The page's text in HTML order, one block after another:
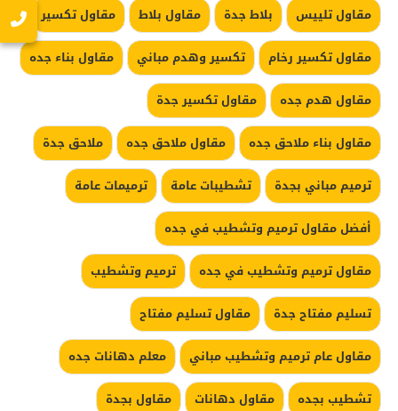
مقاول تلييس
بلاط جدة مقاول بلاط
مقاول تكسير
مقاول تكسير رخام
تكسير وهدم مباني
مقاول بناء جده
مقاول هدم جده
مقاول تكسير جدة
مقاول بناء ملاحق جده
مقاول ملاحق جده
ملاحق جدة
ترميم مباني بجدة
تشطيبات عامة
ترميمات عامة
أفضل مقاول ترميم وتشطيب في جده
مقاول ترميم وتشطيب في جده
ترميم وتشطيب
تسليم مفتاح جدة
مقاول تسليم مفتاح
مقاول عام ترميم وتشطيب مباني
معلم دهانات جده
تشطيب بجده
مقاول دهانات
مقاول بجدة